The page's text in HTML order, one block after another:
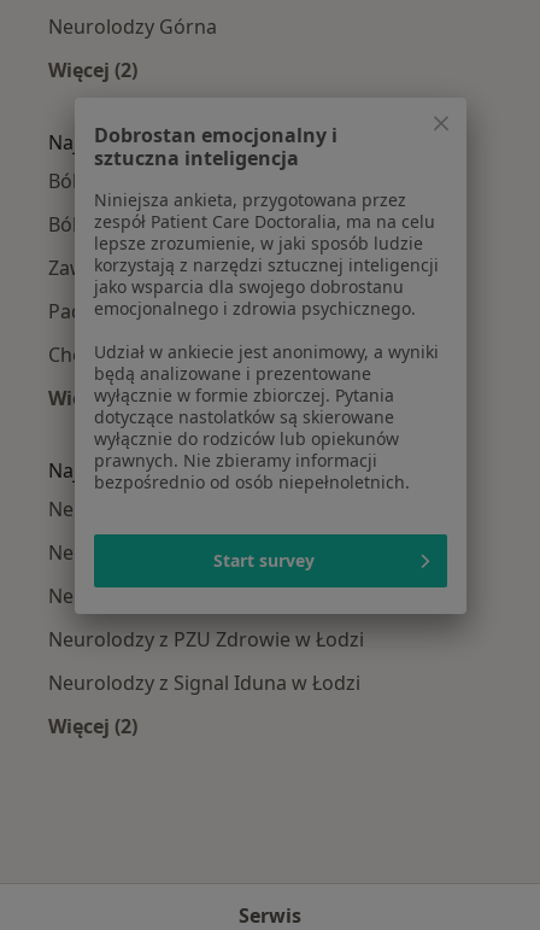
Neurolodzy Górna
Więcej (2)
Najczęście leczone choroby
Bóle głowy w Łodzi
Bóle kręgosłupa w Łodzi
Zawroty głowy w Łodzi
Padaczka w Łodzi
Choroby neurologiczne w Łodzi
Więcej (15)
Więcej w kategorii: Najczęście leczone
Najpopularniejsze ubezpieczenia
Neurolodzy z Allianz w Łodzi
Neurolodzy z Medicover w Łodzi
Neurolodzy z NFZ w Łodzi
Neurolodzy z PZU Zdrowie w Łodzi
Neurolodzy z Signal Iduna w Łodzi
Więcej (2)
Serwis
Dobrostan emocjonalny i
sztuczna inteligencja
Niniejsza ankieta, przygotowana przez
zespół Patient Care Doctoralia, ma na celu
lepsze zrozumienie, w jaki sposób ludzie
korzystają z narzędzi sztucznej inteligencji
jako wsparcia dla swojego dobrostanu
emocjonalnego i zdrowia psychicznego.
Udział w ankiecie jest anonimowy, a wyniki
będą analizowane i prezentowane
wyłącznie w formie zbiorczej. Pytania
dotyczące nastolatków są skierowane
wyłącznie do rodziców lub opiekunów
prawnych. Nie zbieramy informacji
bezpośrednio od osób niepełnoletnich.
Start survey